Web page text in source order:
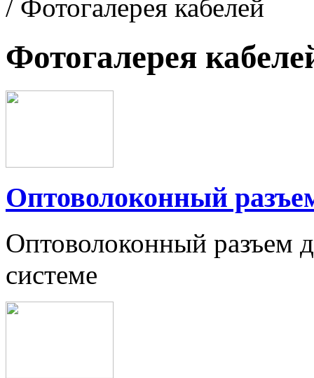
/ Фотогалерея кабелей
Фотогалерея
Оптоволоконный
Оптоволоконный разъем
системе